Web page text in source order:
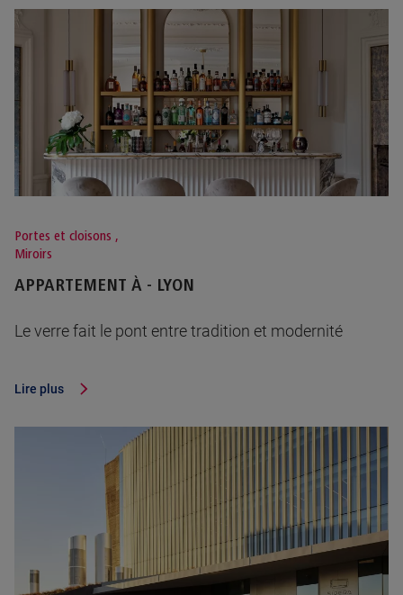
Portes et cloisons ,
Miroirs
APPARTEMENT À - LYON
Le verre fait le pont entre tradition et modernité
Lire plus